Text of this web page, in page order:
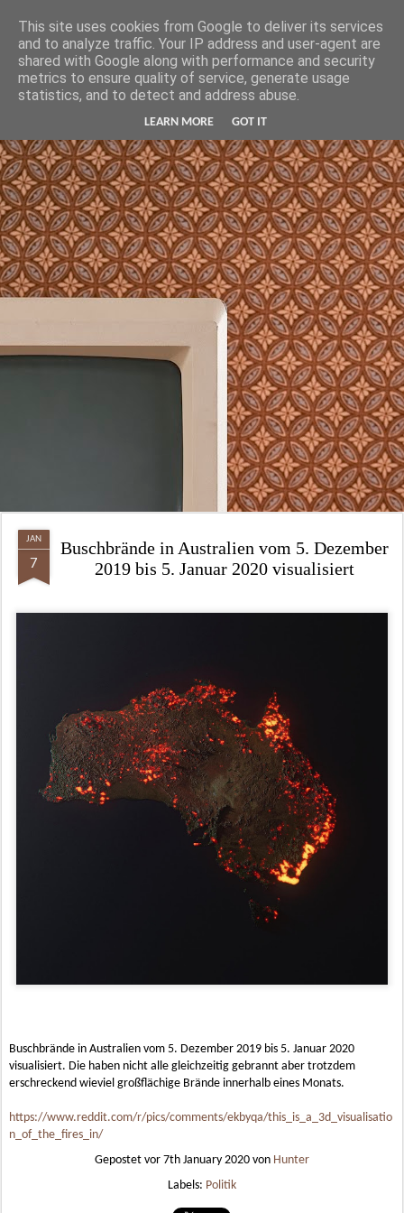
This site uses cookies from Google to deliver its services
and to analyze traffic. Your IP address and user-agent are
shared with Google along with performance and security
metrics to ensure quality of service, generate usage
statistics, and to detect and address abuse.
LEARN MORE GOT IT
Hunter Jerusalem Journal
JAN
7
Buschbrände in Australien vom 5. Dezember
2019 bis 5. Januar 2020 visualisiert
Buschbrände in Australien vom 5. Dezember 2019 bis 5. Januar 2020
visualisiert. Die haben nicht alle gleichzeitig gebrannt aber trotzdem
erschreckend wieviel großflächige Brände innerhalb eines Monats.
https://www.reddit.com/r/pics/comments/ekbyqa/this_is_a_3d_visualisatio
n_of_the_fires_in/
Gepostet vor 7th January 2020 von Hunter
Labels: Politik